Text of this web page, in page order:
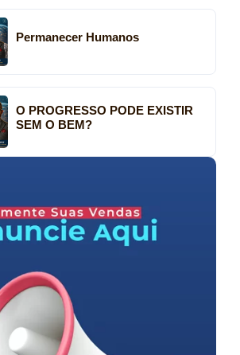
Permanecer Humanos
O PROGRESSO PODE EXISTIR
SEM O BEM?